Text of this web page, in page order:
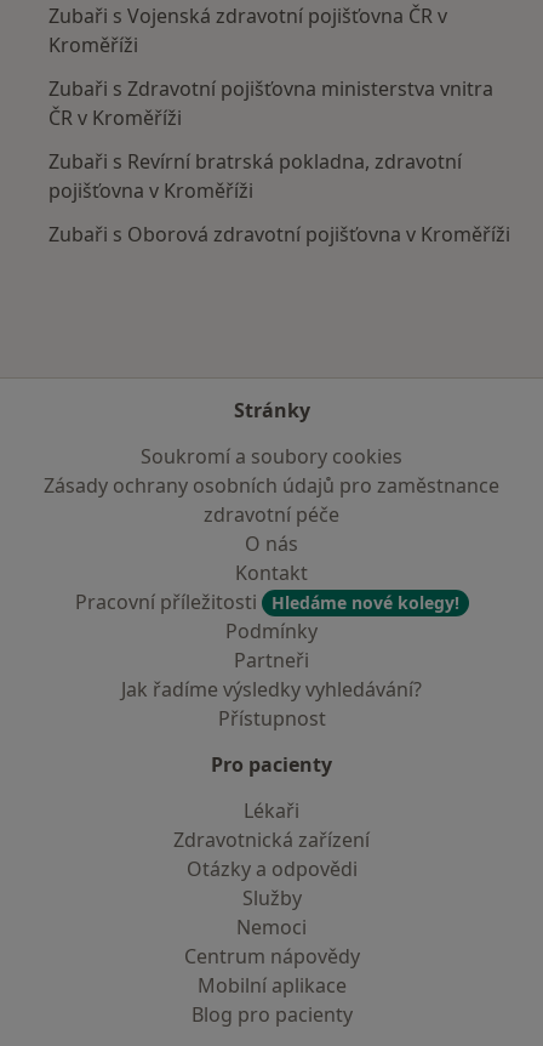
Zubaři s Vojenská zdravotní pojišťovna ČR v
Kroměříži
Zubaři s Zdravotní pojišťovna ministerstva vnitra
ČR v Kroměříži
Zubaři s Revírní bratrská pokladna, zdravotní
pojišťovna v Kroměříži
Zubaři s Oborová zdravotní pojišťovna v Kroměříži
Stránky
Soukromí a soubory cookies
Zásady ochrany osobních údajů pro zaměstnance
zdravotní péče
O nás
Kontakt
Pracovní příležitosti
Hledáme nové kolegy!
Podmínky
Partneři
Jak řadíme výsledky vyhledávání?
Přístupnost
Pro pacienty
Lékaři
Zdravotnická zařízení
Otázky a odpovědi
Služby
Nemoci
Centrum nápovědy
Mobilní aplikace
Blog pro pacienty